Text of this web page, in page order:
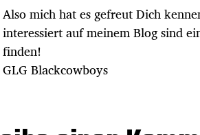
Also mich hat es gefreut Dich
interessiert auf meinem Blog sind
finden!
GLG Blackcowboys